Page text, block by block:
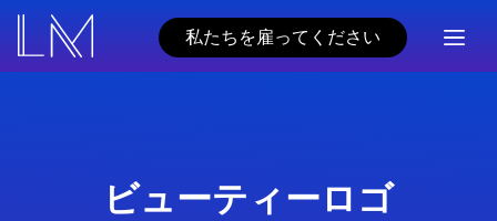
私たちを雇ってください
ビューティーロゴ